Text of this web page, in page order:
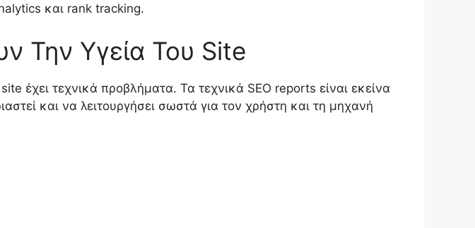
και rank tracking.
Την Υγεία Του Site
έχει τεχνικά προβλήματα. Τα τεχνικά SEO reports είναι εκείνα
και να λειτουργήσει σωστά για τον χρήστη και τη μηχανή